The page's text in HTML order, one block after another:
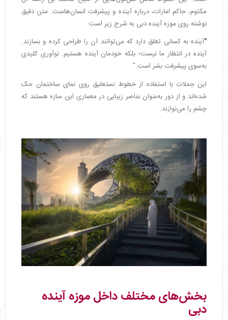
مکتوم، حاکم امارات، درباره آینده و پیشرفت انسان‌هاست. متن دقیق
نوشته روی موزه آینده دبی به شرح زیر است:
"آینده به کسانی تعلق دارد که می‌توانند آن را طراحی کرده و بسازند.
آینده در انتظار ما نیست؛ بلکه خودمان آینده هستیم. نوآوری کلیدی
به‌سوی پیشرفت بشر است."
این جملات با استفاده از خطوط نستعلیق روی نمای ساختمان حک
شده‌اند و از دور به‌عنوان عناصر زیبایی در معماری این سازه هستند که
چشم را می‌نوازند.
بخش‌های مختلف داخل موزه آینده
دبی